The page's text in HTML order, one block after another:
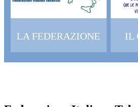
LA FEDERAZIONE IL